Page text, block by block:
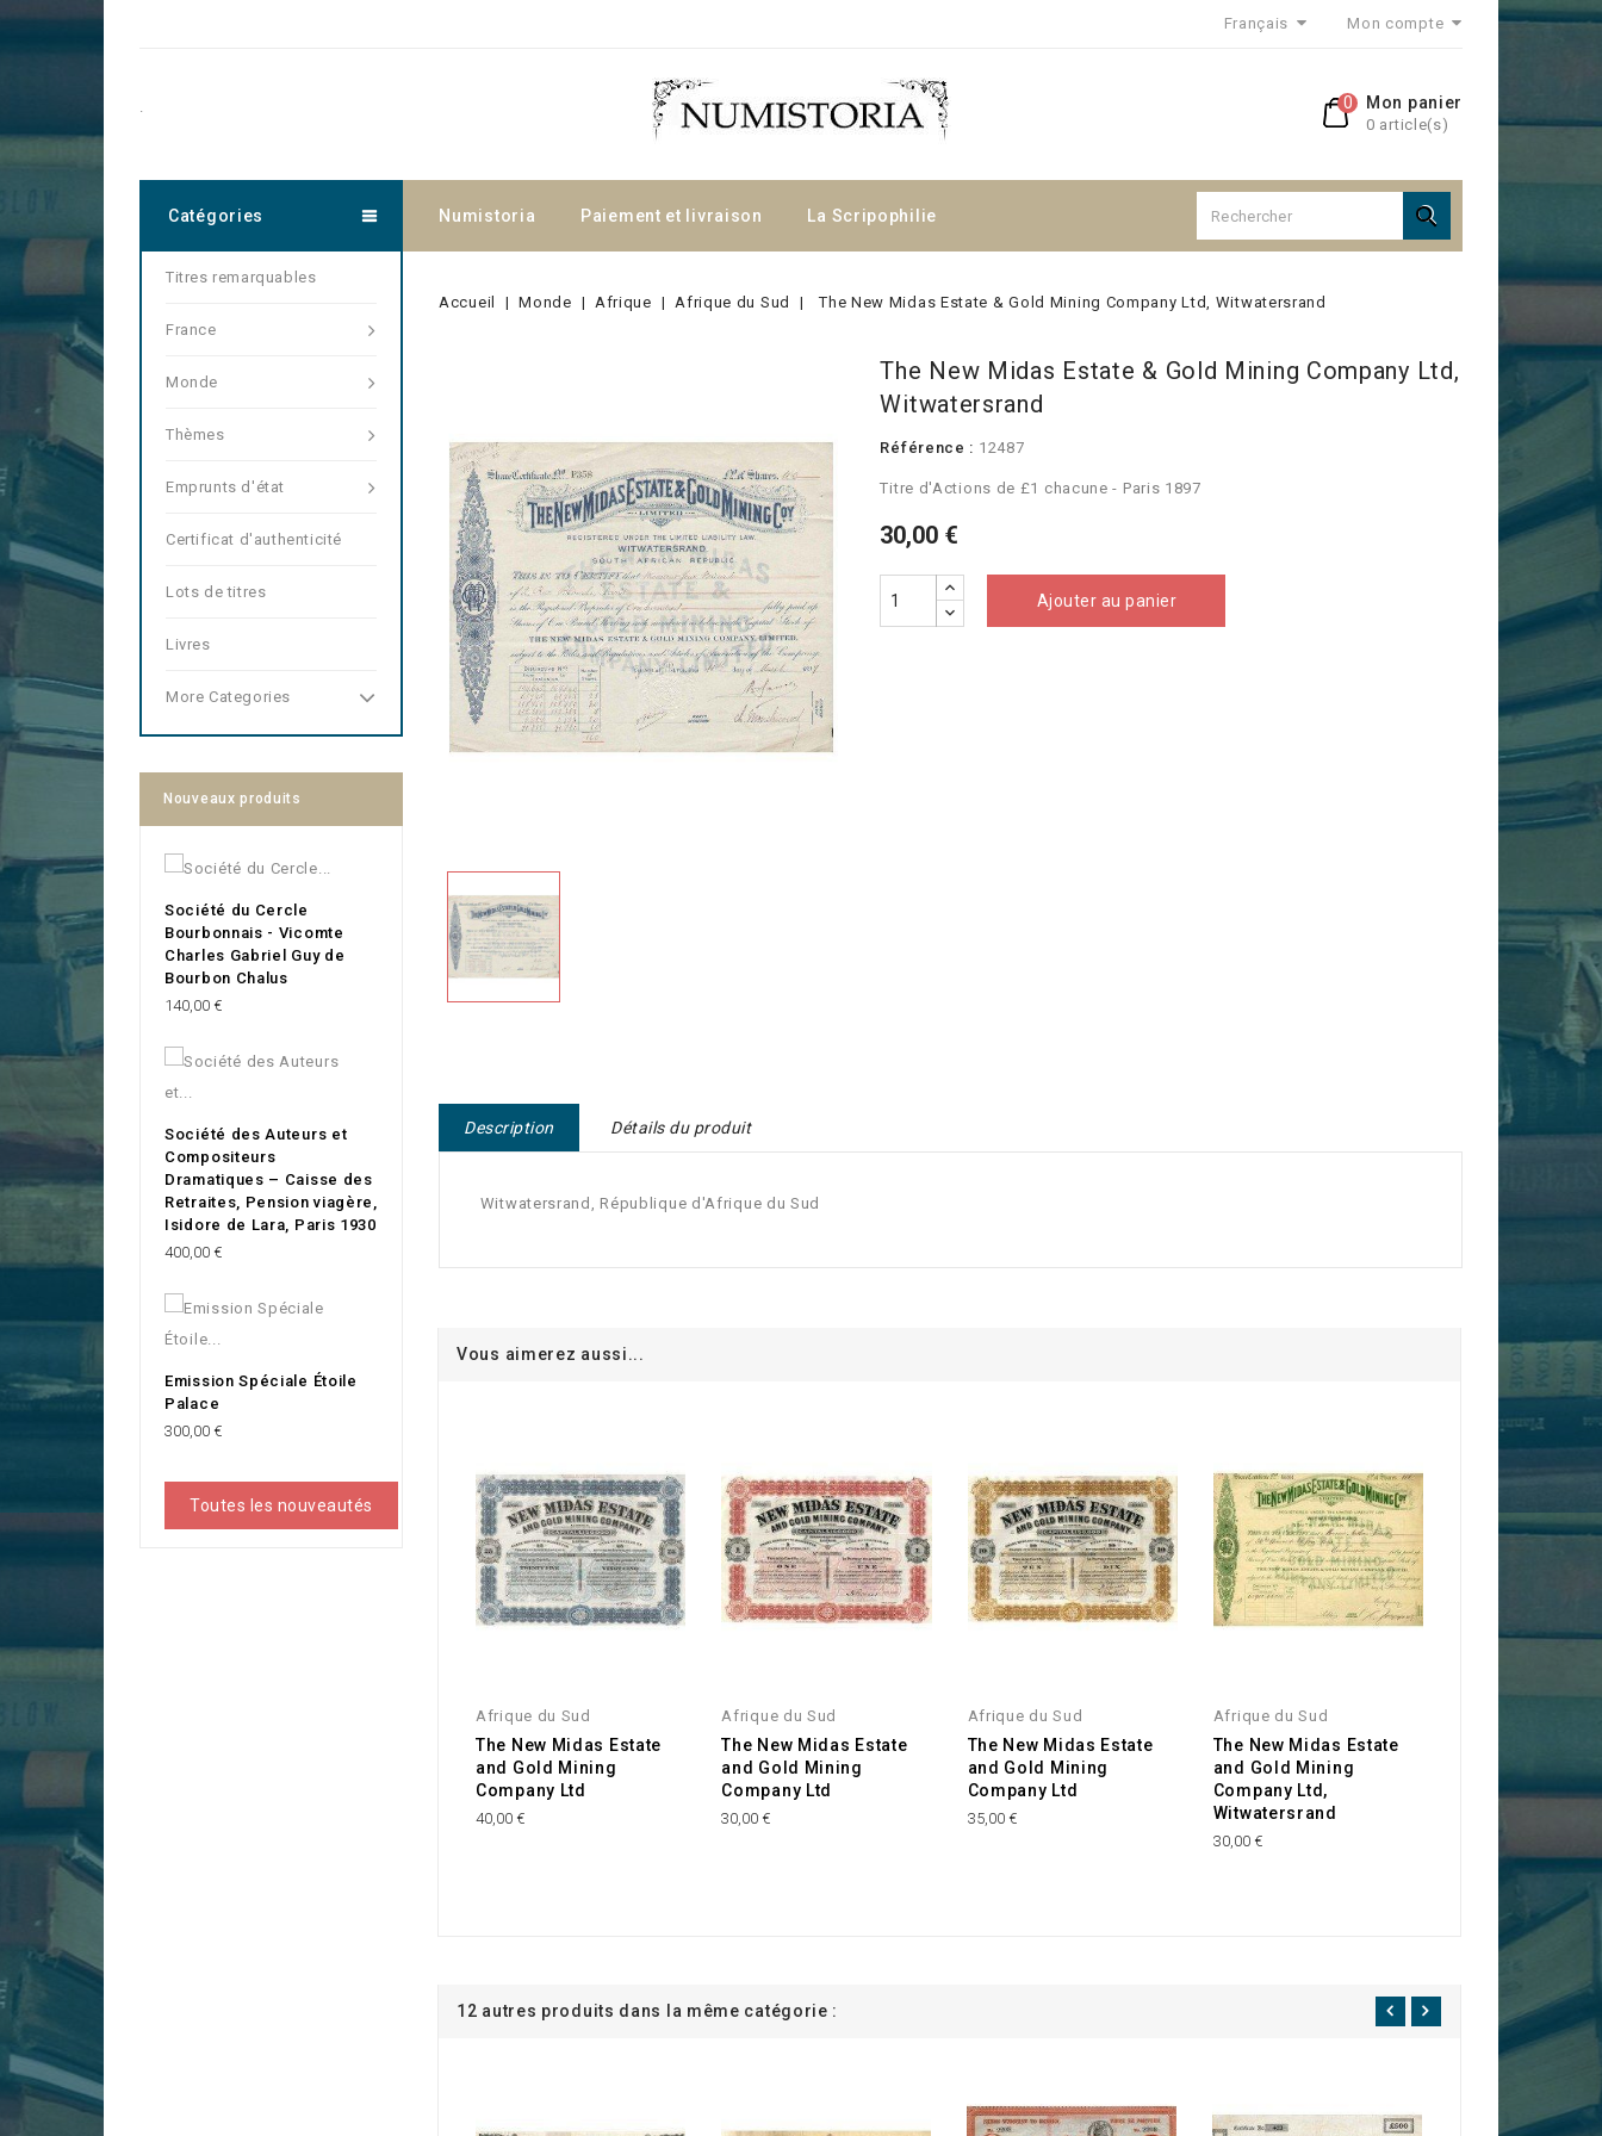
Français Mon compte
Mon panier
0 article(s)
0
.
Numistoria Paiement et livraison La Scripophilie 
Catégories
Titres remarquables
France
Monde
Thèmes
Emprunts d'état
Certificat d'authenticité
Lots de titres
Livres
More Categories
Nouveaux produits
Société du Cercle
Bourbonnais - Vicomte
Charles Gabriel Guy de
Bourbon Chalus
Prix
140,00 €
Société des Auteurs et
Compositeurs
Dramatiques – Caisse des
Retraites, Pension viagère,
Isidore de Lara, Paris 1930
Prix
400,00 €
Emission Spéciale Étoile
Palace
Prix
300,00 €
Toutes les nouveautés
Accueil Monde Afrique Afrique du Sud The New Midas Estate & Gold Mining Company Ltd, Witwatersrand
The New Midas Estate & Gold Mining Company Ltd,
Witwatersrand
Référence : 12487
Titre d'Actions de £1 chacune - Paris 1897
30,00 €
Ajouter au panier
Description Détails du produit
Witwatersrand, République d'Afrique du Sud
Vous aimerez aussi...
Afrique du Sud
The New Midas Estate
and Gold Mining
Company Ltd
40,00 €
Afrique du Sud
The New Midas Estate
and Gold Mining
Company Ltd
30,00 €
Afrique du Sud
The New Midas Estate
and Gold Mining
Company Ltd
35,00 €
Afrique du Sud
The New Midas Estate
and Gold Mining
Company Ltd,
Witwatersrand
30,00 €
12 autres produits dans la même catégorie :